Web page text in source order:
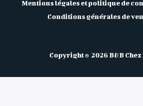
Mentions légales et politique de
Conditions générales de
Copyright © 2026 B&B